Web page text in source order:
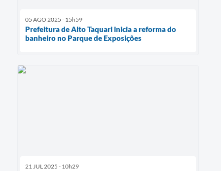
05 AGO 2025 - 15h59
Prefeitura de Alto Taquari inicia a reforma do
banheiro no Parque de Exposições
21 JUL 2025 - 10h29